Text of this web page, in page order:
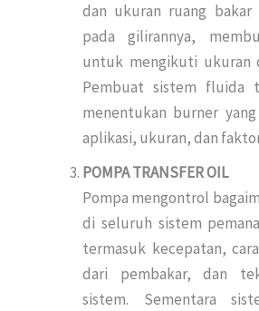
dan ukuran ruang
pada gilirannya,
untuk mengikuti ukuran
Pembuat sistem fluida
menentukan burner
aplikasi, ukuran, dan
POMPA TRANSFER OIL
Pompa mengontrol
di seluruh sistem
termasuk kecepatan,
dari pembakar, dan
sistem. Sementara